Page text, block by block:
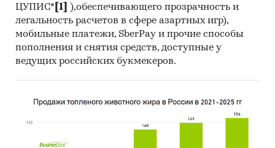
ЦУПИС* [1]
),обеспечивающего прозрачность и
легальность расчетов в сфере азартных игр),
мобильные платежи, SberPay и прочие способы
пополнения и снятия средств, доступные у
ведущих российских букмекеров.